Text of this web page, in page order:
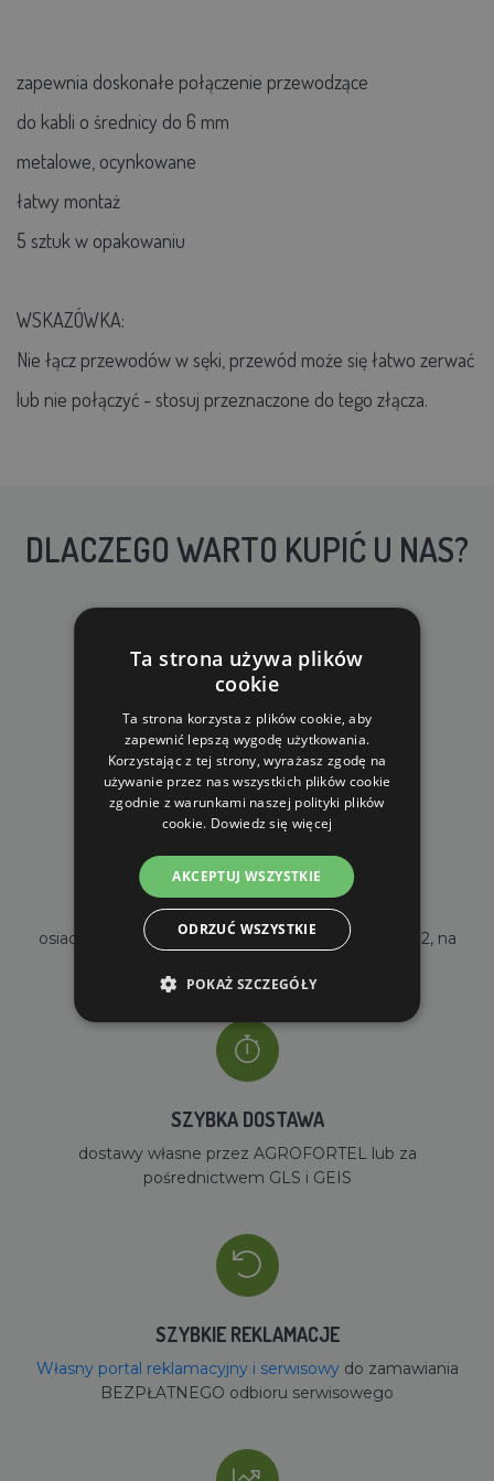
zapewnia doskonałe połączenie przewodzące
do kabli o średnicy do 6 mm
metalowe, ocynkowane
łatwy montaż
5 sztuk w opakowaniu
WSKAZÓWKA:
Nie łącz przewodów w sęki, przewód może się łatwo zerwać
lub nie połączyć - stosuj przeznaczone do tego złącza.
DLACZEGO WARTO KUPIĆ U NAS?
DARMOWA WYSYŁKA
dla zamówień od 690 zł z VAT
WŁASNY MAGAZYN
osiadamy własny magazyn o powierzchni 2000m2, na
SZYBKA DOSTAWA
dostawy własne przez AGROFORTEL lub za
pośrednictwem GLS i GEIS
SZYBKIE REKLAMACJE
Własny portal reklamacyjny i serwisowydo zamawiania
BEZPŁATNEGO odbioru serwisowego
Ta strona używa plików
cookie
Ta strona korzysta z plików cookie, aby
zapewnić lepszą wygodę użytkowania.
Korzystając z tej strony, wyrażasz zgodę na
używanie przez nas wszystkich plików cookie
zgodnie z warunkami naszej polityki plików
cookie. Dowiedz się więcej
AKCEPTUJ WSZYSTKIE
ODRZUĆ WSZYSTKIE
POKAŻ SZCZEGÓŁY